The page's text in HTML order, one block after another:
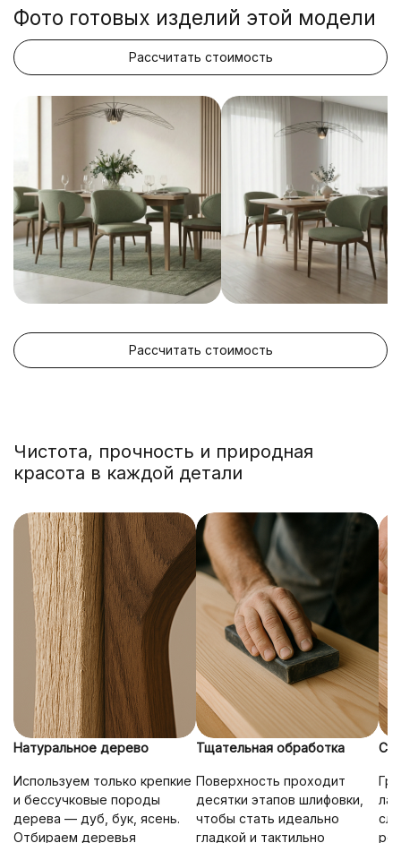
Фото готовых изделий этой модели
Рассчитать стоимость
Рассчитать стоимость
Чистота, прочность и природная
красота в каждой детали
Натуральное дерево
Используем только крепкие
и бессучковые породы
дерева — дуб, бук, ясень.
Отбираем деревья
Тщательная обработка
Поверхность проходит
десятки этапов шлифовки,
чтобы стать идеально
гладкой и тактильно